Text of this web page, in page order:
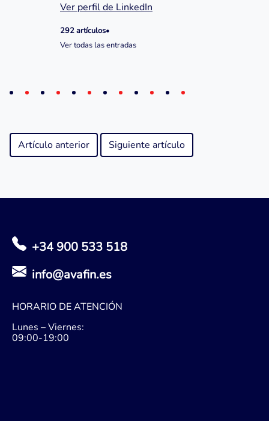
Ver perfil de LinkedIn
292 artículos•
Ver todas las entradas
Artículo anterior Siguiente artículo
+34 900 533 518
info@avafin.es
HORARIO DE ATENCIÓN
Lunes – Viernes:
09:00-19:00